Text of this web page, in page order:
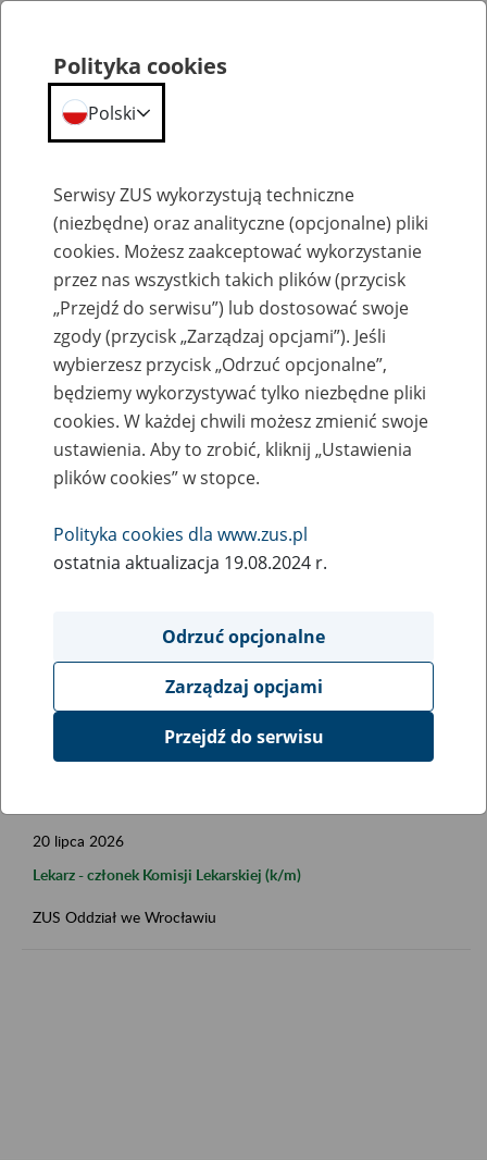
Aktualne ogłoszenia o pracę
Praca dla lekarzy - członków komisji
lekarskich Zakładu
Jednostka ZUS:
Data publikacji od
20 lipca 2026
Lekarz - członek Komisji Lekarskiej (k/m)
ZUS Oddział we Wrocławiu
Polityka cookies
Polski
Serwisy ZUS wykorzystują techniczne
(niezbędne) oraz analityczne (opcjonalne) pliki
cookies. Możesz zaakceptować wykorzystanie
przez nas wszystkich takich plików (przycisk
„Przejdź do serwisu”) lub dostosować swoje
zgody (przycisk „Zarządzaj opcjami”). Jeśli
wybierzesz przycisk „Odrzuć opcjonalne”,
będziemy wykorzystywać tylko niezbędne pliki
cookies. W każdej chwili możesz zmienić swoje
ustawienia. Aby to zrobić, kliknij „Ustawienia
plików cookies” w stopce.
Polityka cookies dla www.zus.pl
ostatnia aktualizacja 19.08.2024 r.
Odrzuć opcjonalne
Zarządzaj opcjami
Przejdź do serwisu